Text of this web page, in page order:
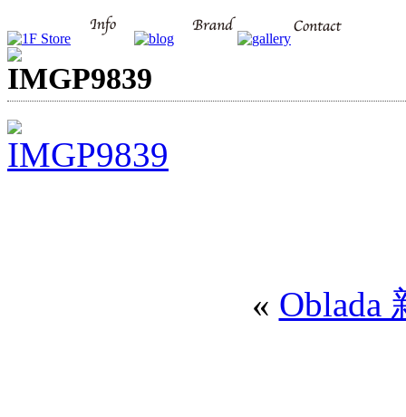
IMGP9839
« Oblada